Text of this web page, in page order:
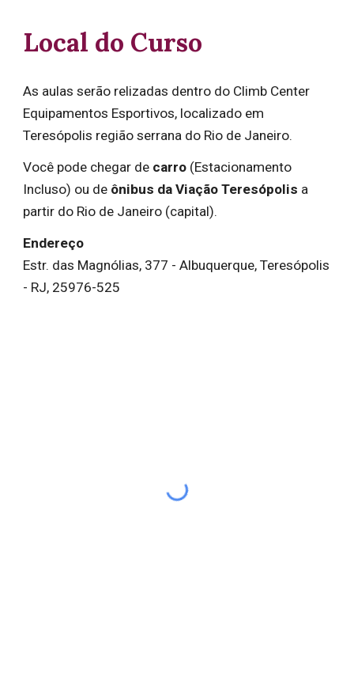
Local do Curso
As aulas serão relizadas dentro do Climb Center
Equipamentos Esportivos, localizado em
Teresópolis região serrana do Rio de Janeiro.
Você pode chegar de carro (Estacionamento
Incluso) ou de ônibus da Viação Teresópolis a
partir do Rio de Janeiro (capital).
Endereço
Estr. das Magnólias, 377 - Albuquerque, Teresópolis
- RJ, 25976-525